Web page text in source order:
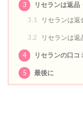
3
リセランは返品
3.1
リセランは返
3.2 リセランは返
4 リセランの口コ
5 最後に